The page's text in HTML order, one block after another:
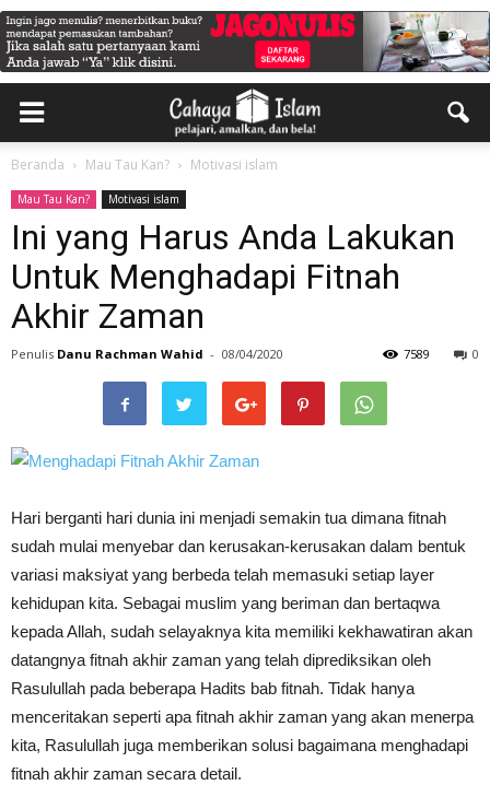
Beranda Mau Tau Kan? Motivasi islam
Mau Tau Kan? Motivasi islam
Ini yang Harus Anda Lakukan
Untuk Menghadapi Fitnah
Akhir Zaman
Penulis Danu Rachman Wahid - 08/04/2020 0
7589
Hari berganti hari dunia ini menjadi semakin tua dimana fitnah
sudah mulai menyebar dan kerusakan-kerusakan dalam bentuk
variasi maksiyat yang berbeda telah memasuki setiap layer
kehidupan kita. Sebagai muslim yang beriman dan bertaqwa
kepada Allah, sudah selayaknya kita memiliki kekhawatiran akan
datangnya fitnah akhir zaman yang telah diprediksikan oleh
Rasulullah pada beberapa Hadits bab fitnah. Tidak hanya
menceritakan seperti apa fitnah akhir zaman yang akan menerpa
kita, Rasulullah juga memberikan solusi bagaimana menghadapi
fitnah akhir zaman secara detail.